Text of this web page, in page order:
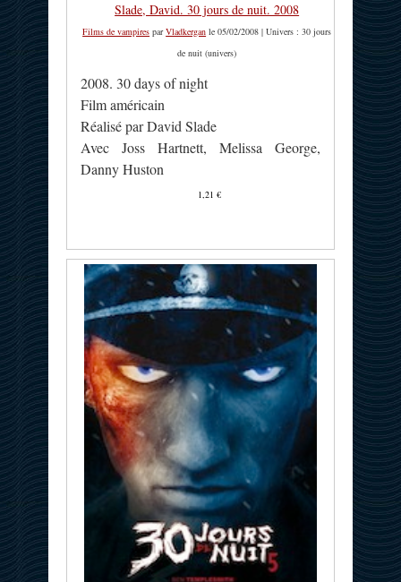
Slade, David. 30 jours de nuit. 2008
Films de vampires parVladkergan le 05/02/2008 | Univers : 30 jours
de nuit (univers)
2008. 30 days of night
Film américain
Réalisé par David Slade
Avec Joss Hartnett, Melissa George,
Danny Huston
1,21 €